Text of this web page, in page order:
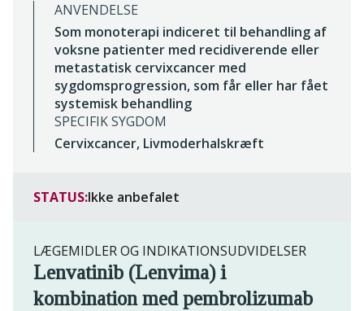
ANVENDELSE
Som monoterapi indiceret til behandling af
voksne patienter med recidiverende eller
metastatisk cervixcancer med
sygdomsprogression, som får eller har fået
systemisk behandling
SPECIFIK SYGDOM
Cervixcancer, Livmoderhalskræft
STATUS:Ikke anbefalet
LÆGEMIDLER OG INDIKATIONSUDVIDELSER
Lenvatinib (Lenvima) i
kombination med pembrolizumab